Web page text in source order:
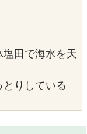
田で海水を天
りしている